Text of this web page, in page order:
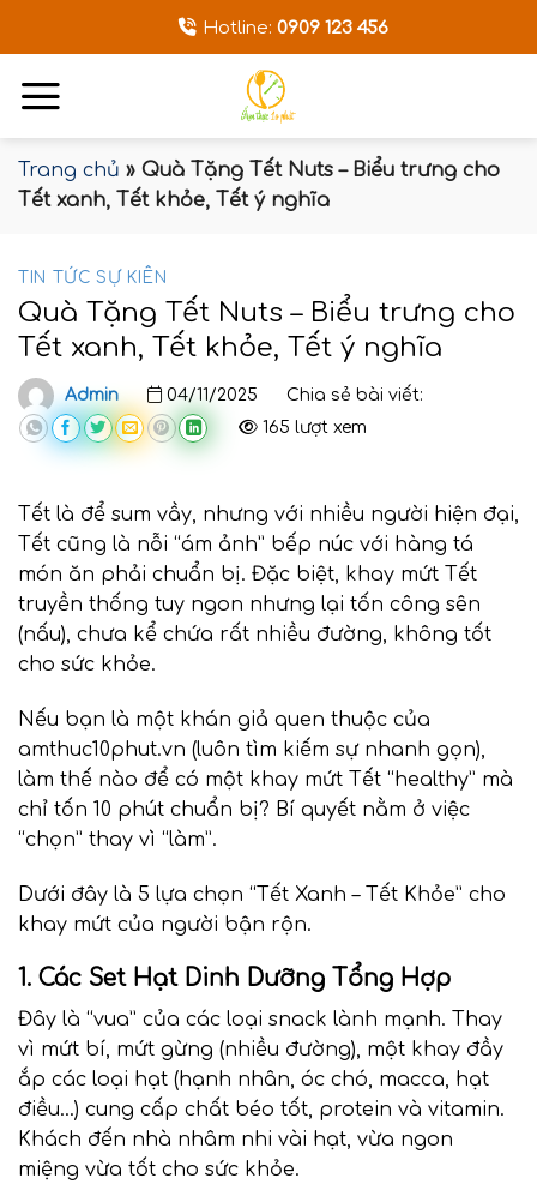
dung
Hotline: 0909 123 456
Trang chủ » Quà Tặng Tết Nuts – Biểu trưng cho
Tết xanh, Tết khỏe, Tết ý nghĩa
TIN TỨC SỰ KIÊN
Quà Tặng Tết Nuts – Biểu trưng cho
Tết xanh, Tết khỏe, Tết ý nghĩa
Admin 04/11/2025
Chia sẻ bài viết:
165 lượt xem
Tết là để sum vầy, nhưng với nhiều người hiện đại,
Tết cũng là nỗi “ám ảnh” bếp núc với hàng tá
món ăn phải chuẩn bị. Đặc biệt, khay mứt Tết
truyền thống tuy ngon nhưng lại tốn công sên
(nấu), chưa kể chứa rất nhiều đường, không tốt
cho sức khỏe.
Nếu bạn là một khán giả quen thuộc của
amthuc10phut.vn (luôn tìm kiếm sự nhanh gọn),
làm thế nào để có một khay mứt Tết “healthy” mà
chỉ tốn 10 phút chuẩn bị? Bí quyết nằm ở việc
“chọn” thay vì “làm”.
Dưới đây là 5 lựa chọn “Tết Xanh – Tết Khỏe” cho
khay mứt của người bận rộn.
1. Các Set Hạt Dinh Dưỡng Tổng Hợp
Đây là “vua” của các loại snack lành mạnh. Thay
vì mứt bí, mứt gừng (nhiều đường), một khay đầy
ắp các loại hạt (hạnh nhân, óc chó, macca, hạt
điều…) cung cấp chất béo tốt, protein và vitamin.
Khách đến nhà nhâm nhi vài hạt, vừa ngon
miệng vừa tốt cho sức khỏe.